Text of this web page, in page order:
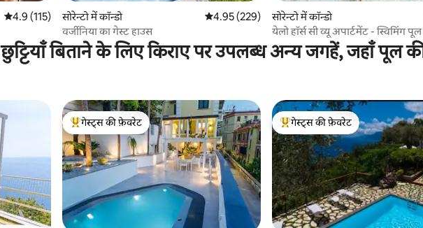
औसत रेटिंग 5 में से 4.9, 115 समीक्षाएँ
4.9 (115)
सोरेन्टो में कॉन्डो औसत रेटिंग 5 में से 4.95, 229 समीक्षाएँ
4.95 (229)
वर्जीनिया का गेस्ट हाउस
सोरेन्टो में कॉन्डो
येलो हॉर्स सी व्यू अपार्टमेंट - स्विमिंग पूल
छुट्टियाँ बिताने के लिए किराए पर उपलब्ध अन्य जगहें, जहाँ पूल
गेस्ट्स का टॉप फ़ेवरेट
गेस्ट्स की फ़ेवरेट
गेस्ट्स का टॉप फ़ेवरेट
गेस्ट्स की फ़ेवरेट